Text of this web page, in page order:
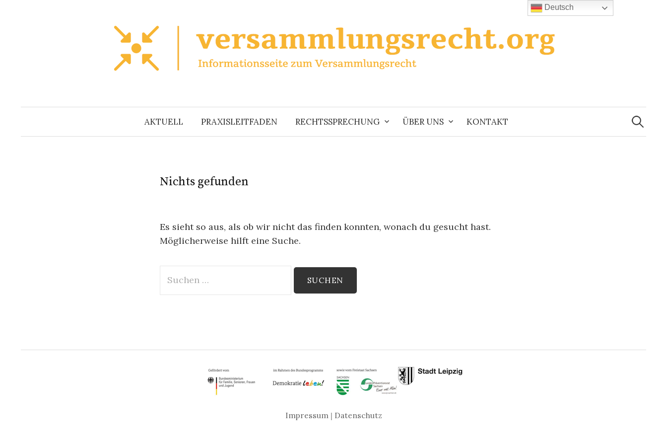
AKTUELL PRAXISLEITFADEN RECHTSSPRECHUNG ÜBER UNS KONTAKT
Suchen
nach:
Nichts gefunden
Es sieht so aus, als ob wir nicht das finden konnten, wonach du gesucht hast.
Möglicherweise hilft eine Suche.
Suchen
nach:
Impressum | Datenschutz
Deutsch